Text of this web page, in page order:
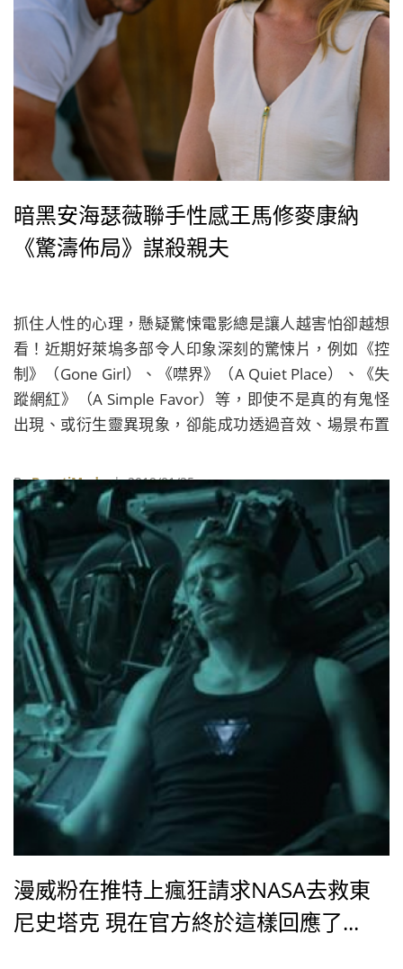
暗黑安海瑟薇聯手性感王馬修麥康納
《驚濤佈局》謀殺親夫
抓住人性的心理，懸疑驚悚電影總是讓人越害怕卻越想
看！近期好萊塢多部令人印象深刻的驚悚片，例如《控
制》（Gone Girl）、《噤界》（A Quiet Place）、《失
蹤網紅》（A Simple Favor）等，即使不是真的有鬼怪
出現、或衍生靈異現象，卻能成功透過音效、場景布置
自己。
ByBeautiMode| 2019/01/25
漫威粉在推特上瘋狂請求NASA去救東
尼史塔克 現在官方終於這樣回應了...